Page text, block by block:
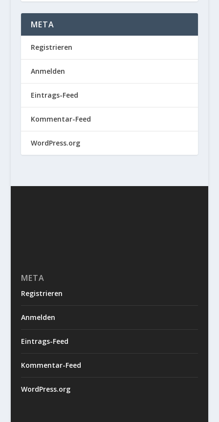
META
Registrieren
Anmelden
Eintrags-Feed
Kommentar-Feed
WordPress.org
META
Registrieren
Anmelden
Eintrags-Feed
Kommentar-Feed
WordPress.org